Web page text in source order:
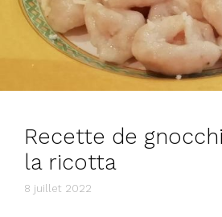
Recette de
la ricotta
8 juillet 2022